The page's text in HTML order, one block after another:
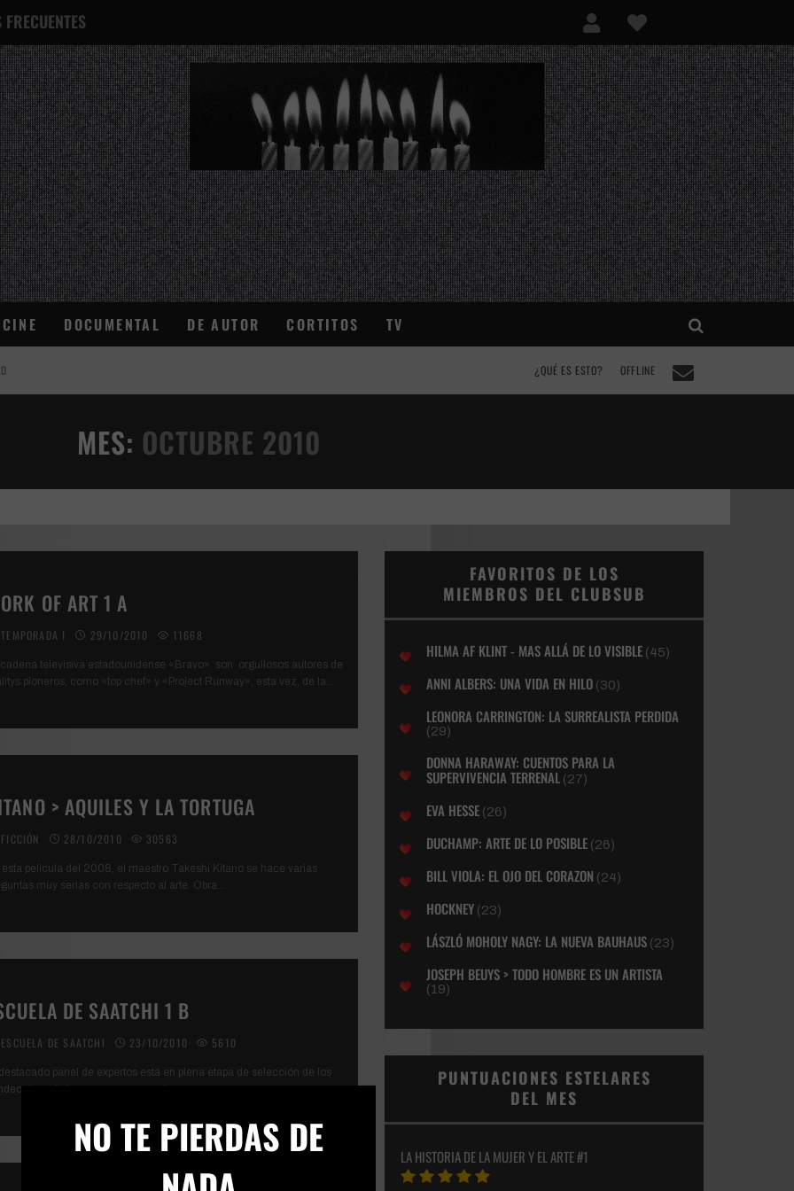
¿QUÉ ES ESTO?
CINE DOCUMENTAL DE AUTOR CORTITOS TV
¿QUÉ ES ESTO? OFFLINE
MES: OCTUBRE 2010
OF ART 1 A
TEMPORADA I 29/10/2010 11668
cadena televisiva estadounidense «Bravo» son orgullosos autores de
pioneros, como «top chef» y «Project Runway», esta vez, de la
> AQUILES Y LA TORTUGA
FICCIÓN 28/10/2010 30563
esta pelicula del 2008, el maestro Takeshi Kitano se hace varias
muy serias con respecto al arte. Obra
DE SAATCHI 1 B
ESCUELA DE SAATCHI 23/10/2010 5610
panel de expertos está en plena etapa de selección de los
artistas que se van a embarcar
FAVORITOS DE LOS
MIEMBROS DEL CLUBSUB
HILMA AF KLINT - MAS ALLÁ DE LO VISIBLE (45)
ANNI ALBERS: UNA VIDA EN HILO (30)
LEONORA CARRINGTON: LA SURREALISTA PERDIDA
(29)
DONNA HARAWAY: CUENTOS PARA LA
SUPERVIVENCIA TERRENAL (27)
EVA HESSE (26)
DUCHAMP: ARTE DE LO POSIBLE (26)
BILL VIOLA: EL OJO DEL CORAZON (24)
HOCKNEY (23)
LÁSZLÓ MOHOLY NAGY: LA NUEVA BAUHAUS (23)
JOSEPH BEUYS > TODO HOMBRE ES UN ARTISTA
(19)
PUNTUACIONES ESTELARES
DEL MES
LA HISTORIA DE LA MUJER Y EL ARTE #1
NO TE PIERDAS DE